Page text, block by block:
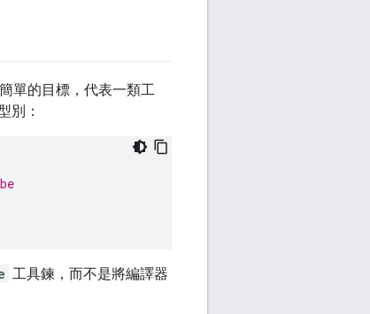
單的目標，代表一類工
別：
工具鍊，而不是將編譯器